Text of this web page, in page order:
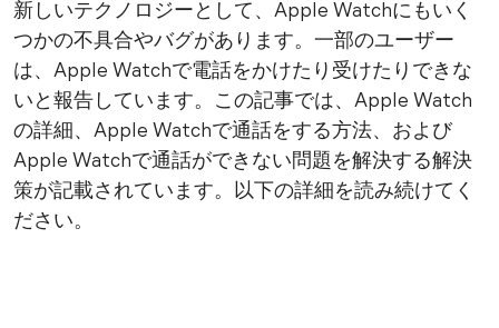
新しいテクノロジーとして、Apple Watchにもいく
つかの不具合やバグがあります。一部のユーザー
は、Apple Watchで電話をかけたり受けたりできな
いと報告しています。この記事では、Apple Watch
の詳細、Apple Watchで通話をする方法、および
Apple Watchで通話ができない問題を解決する解決
策が記載されています。以下の詳細を読み続けてく
ださい。